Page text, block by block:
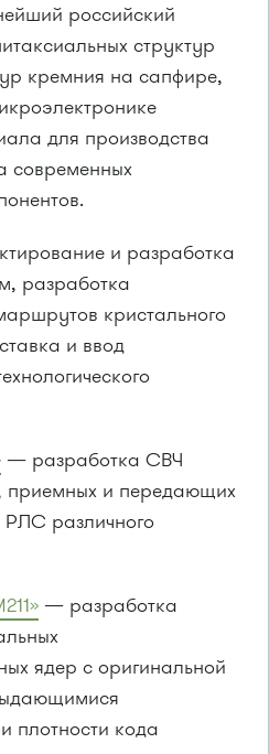
российский
структур
кремния на сапфире,
для производства
современных
и разработка
разработка
кристального
и ввод
— разработка СВЧ
приемных и передающих
различного
— разработка
ядер с оригинальной
плотности кода